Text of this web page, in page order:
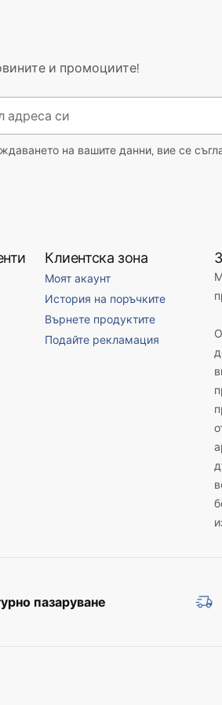
и промоциите!
на вашите данни, вие се
Клиентска зона
Моят акаунт
История на поръчките
Върнете продуктите
Подайте рекламация
пазаруване